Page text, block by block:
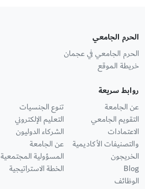
الحرم الجامعي
الحرم الجامعي في عجمان
خريطة الموقع
روابط سريعة
عن الجامعة
التقويم الجامعي
الاعتمادات
والتصنيفات الأكاديمية
الخريجون
Blog
الوظائف
تنوع الجنسيات
التعليم الإلكتروني
الشركاء الدوليون
عن الجامعة
المسؤولية المجتمعية
الخطة الاستراتيجية